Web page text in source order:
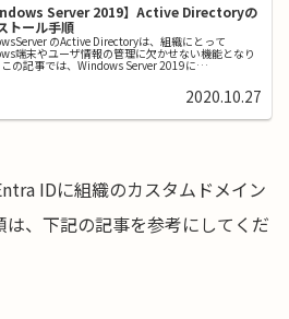
Server 2019】Active Directoryの
トール手順
のActive Directoryは、組織にとって
端末やユーザ情報の管理に欠かせない機能となり
この記事では、Windows Server 2019に
2020.10.27
IDに組織のカスタムドメイン
は、下記の記事を参考にしてくだ